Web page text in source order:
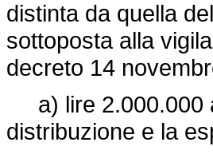
distinta da quella
sottoposta alla
decreto 14
a) lire 2.000.000
distribuzione e la